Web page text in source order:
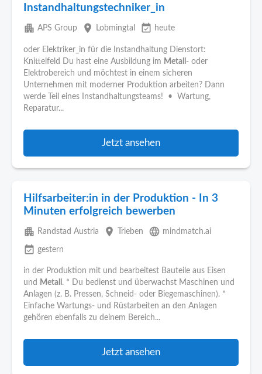
Instandhaltungstechniker_in
apartment APS Group place Lobmingtal event_available heute
oder Elektriker_in für die Instandhaltung Dienstort:
Knittelfeld Du hast eine Ausbildung im Metall - oder
Elektrobereich und möchtest in einem sicheren
Unternehmen mit moderner Produktion arbeiten? Dann
werde Teil eines Instandhaltungsteams! • Wartung,
Reparatur...
Jetzt ansehen
Hilfsarbeiter:in in der Produktion - In 3
Minuten erfolgreich bewerben
apartment Randstad Austria place Trieben language mindmatch.ai
event_available gestern
in der Produktion mit und bearbeitest Bauteile aus Eisen
und Metall . * Du bedienst und überwachst Maschinen und
Anlagen (z. B. Pressen, Schneid- oder Biegemaschinen). *
Einfache Wartungs- und Rüstarbeiten an den Anlagen
gehören ebenfalls zu deinem Bereich...
Jetzt ansehen